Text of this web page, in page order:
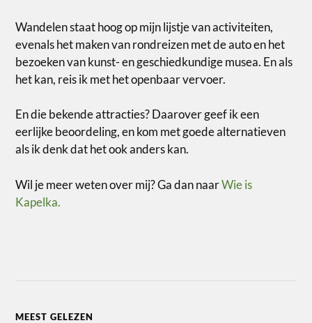
Wandelen staat hoog op mijn lijstje van activiteiten,
evenals het maken van rondreizen met de auto en het
bezoeken van kunst- en geschiedkundige musea. En als
het kan, reis ik met het openbaar vervoer.
En die bekende attracties? Daarover geef ik een
eerlijke beoordeling, en kom met goede alternatieven
als ik denk dat het ook anders kan.
Wil je meer weten over mij? Ga dan naarWie is
Kapelka.
MEEST GELEZEN